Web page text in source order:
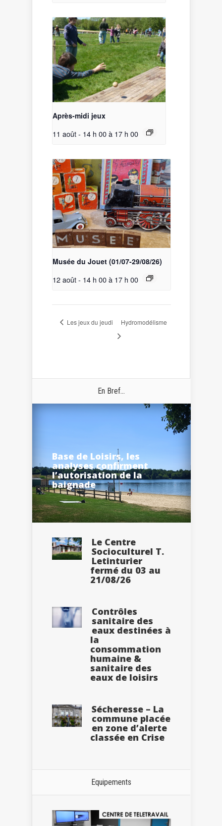
Après-midi jeux
11 août - 14 h 00à 17 h 00
Musée du Jouet (01/07-29/08/26)
12 août - 14 h 00à 17 h 00
Les jeux du jeudi Hydromodélisme
En Bref...
Base de Loisirs, les
analyses confirment
l’autorisation de la
baignade
Le Centre
Socioculturel T.
Letinturier
fermé du 03 au
21/08/26
Contrôles
sanitaire des
eaux destinées à
la
consommation
humaine &
sanitaire des
eaux de loisirs
Sécheresse – La
commune placée
en zone d’alerte
classée en Crise
Equipements